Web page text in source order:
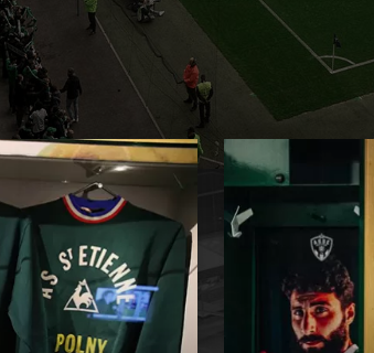
EXPÉRIENCES